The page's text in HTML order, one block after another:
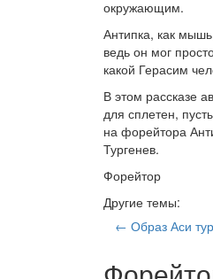
окружающим.
Антипка, как
ведь он мог
какой Герасим
В этом рассказе
для сплетен,
на форейтора
Тургенев.
Форейтор
Другие темы:
← Образ Аси